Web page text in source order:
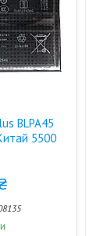
BLPA45
5500